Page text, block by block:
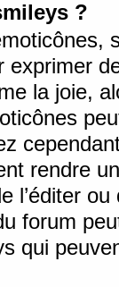
?
exprimer
la joie,
rendre
l’éditer
forum
qui